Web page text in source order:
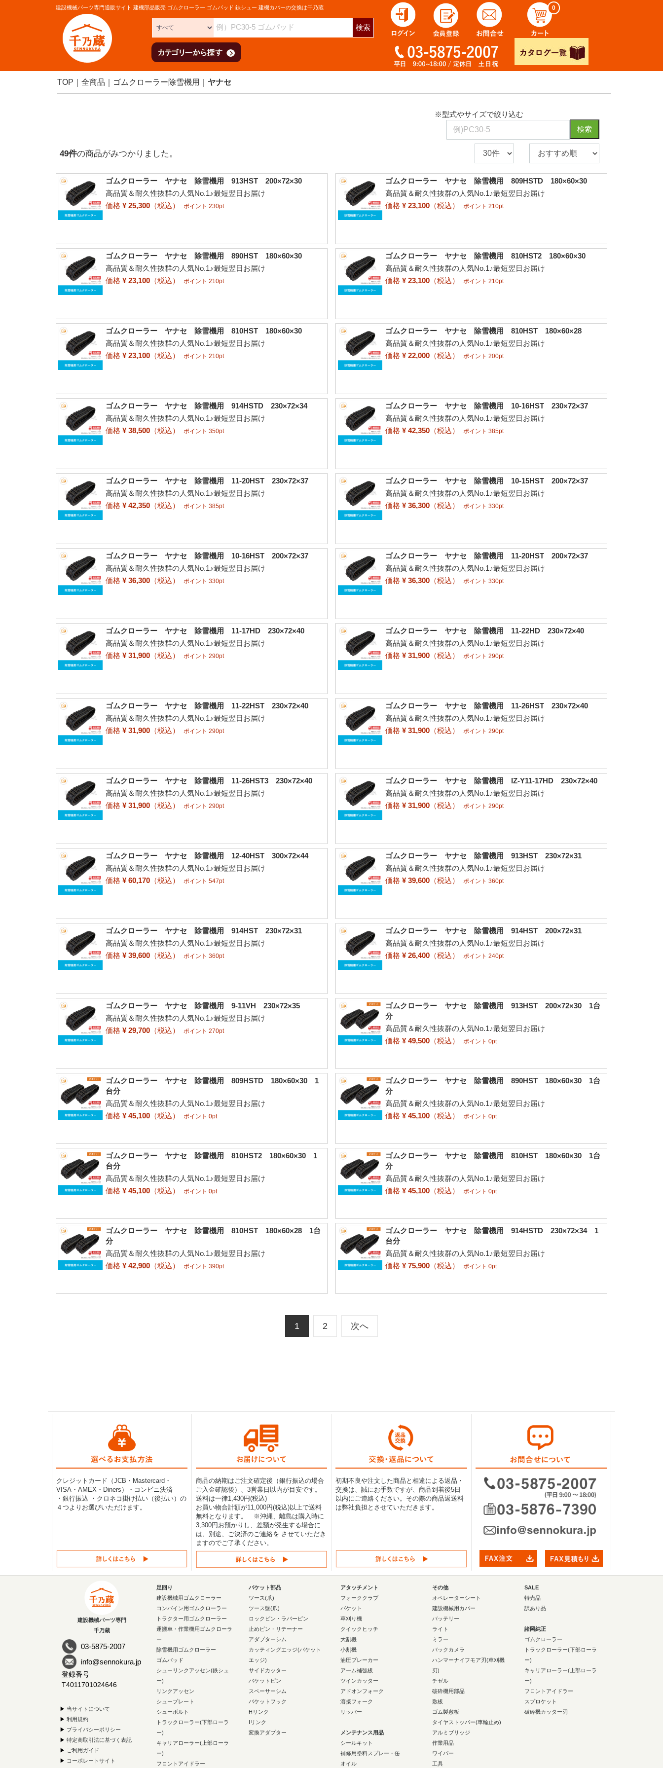
建設機械パーツ専門通販サイト 建機部品販売 ゴムクローラー ゴムパッド 鉄シュー 建機カバーの交換は千乃蔵
検索
0
TOP 全商品 ゴムクローラー除雪機用 ヤナセ
※型式やサイズで絞り込む
検索
49件の商品がみつかりました。
ゴムクローラー ヤナセ 除雪機用 913HST 200×72×30
高品質＆耐久性抜群の人気No.1♪最短翌日お届け
価格 ¥ 25,300 （税込） ポイント 230pt
ゴムクローラー ヤナセ 除雪機用 809HSTD 180×60×30
高品質＆耐久性抜群の人気No.1♪最短翌日お届け
価格 ¥ 23,100 （税込） ポイント 210pt
ゴムクローラー ヤナセ 除雪機用 890HST 180×60×30
高品質＆耐久性抜群の人気No.1♪最短翌日お届け
価格 ¥ 23,100 （税込） ポイント 210pt
ゴムクローラー ヤナセ 除雪機用 810HST2 180×60×30
高品質＆耐久性抜群の人気No.1♪最短翌日お届け
価格 ¥ 23,100 （税込） ポイント 210pt
ゴムクローラー ヤナセ 除雪機用 810HST 180×60×30
高品質＆耐久性抜群の人気No.1♪最短翌日お届け
価格 ¥ 23,100 （税込） ポイント 210pt
ゴムクローラー ヤナセ 除雪機用 810HST 180×60×28
高品質＆耐久性抜群の人気No.1♪最短翌日お届け
価格 ¥ 22,000 （税込） ポイント 200pt
ゴムクローラー ヤナセ 除雪機用 914HSTD 230×72×34
高品質＆耐久性抜群の人気No.1♪最短翌日お届け
価格 ¥ 38,500 （税込） ポイント 350pt
ゴムクローラー ヤナセ 除雪機用 10-16HST 230×72×37
高品質＆耐久性抜群の人気No.1♪最短翌日お届け
価格 ¥ 42,350 （税込） ポイント 385pt
ゴムクローラー ヤナセ 除雪機用 11-20HST 230×72×37
高品質＆耐久性抜群の人気No.1♪最短翌日お届け
価格 ¥ 42,350 （税込） ポイント 385pt
ゴムクローラー ヤナセ 除雪機用 10-15HST 200×72×37
高品質＆耐久性抜群の人気No.1♪最短翌日お届け
価格 ¥ 36,300 （税込） ポイント 330pt
ゴムクローラー ヤナセ 除雪機用 10-16HST 200×72×37
高品質＆耐久性抜群の人気No.1♪最短翌日お届け
価格 ¥ 36,300 （税込） ポイント 330pt
ゴムクローラー ヤナセ 除雪機用 11-20HST 200×72×37
高品質＆耐久性抜群の人気No.1♪最短翌日お届け
価格 ¥ 36,300 （税込） ポイント 330pt
ゴムクローラー ヤナセ 除雪機用 11-17HD 230×72×40
高品質＆耐久性抜群の人気No.1♪最短翌日お届け
価格 ¥ 31,900 （税込） ポイント 290pt
ゴムクローラー ヤナセ 除雪機用 11-22HD 230×72×40
高品質＆耐久性抜群の人気No.1♪最短翌日お届け
価格 ¥ 31,900 （税込） ポイント 290pt
ゴムクローラー ヤナセ 除雪機用 11-22HST 230×72×40
高品質＆耐久性抜群の人気No.1♪最短翌日お届け
価格 ¥ 31,900 （税込） ポイント 290pt
ゴムクローラー ヤナセ 除雪機用 11-26HST 230×72×40
高品質＆耐久性抜群の人気No.1♪最短翌日お届け
価格 ¥ 31,900 （税込） ポイント 290pt
ゴムクローラー ヤナセ 除雪機用 11-26HST3 230×72×40
高品質＆耐久性抜群の人気No.1♪最短翌日お届け
価格 ¥ 31,900 （税込） ポイント 290pt
ゴムクローラー ヤナセ 除雪機用 IZ-Y11-17HD 230×72×40
高品質＆耐久性抜群の人気No.1♪最短翌日お届け
価格 ¥ 31,900 （税込） ポイント 290pt
ゴムクローラー ヤナセ 除雪機用 12-40HST 300×72×44
高品質＆耐久性抜群の人気No.1♪最短翌日お届け
価格 ¥ 60,170 （税込） ポイント 547pt
ゴムクローラー ヤナセ 除雪機用 913HST 230×72×31
高品質＆耐久性抜群の人気No.1♪最短翌日お届け
価格 ¥ 39,600 （税込） ポイント 360pt
ゴムクローラー ヤナセ 除雪機用 914HST 230×72×31
高品質＆耐久性抜群の人気No.1♪最短翌日お届け
価格 ¥ 39,600 （税込） ポイント 360pt
ゴムクローラー ヤナセ 除雪機用 914HST 200×72×31
高品質＆耐久性抜群の人気No.1♪最短翌日お届け
価格 ¥ 26,400 （税込） ポイント 240pt
ゴムクローラー ヤナセ 除雪機用 9-11VH 230×72×35
高品質＆耐久性抜群の人気No.1♪最短翌日お届け
価格 ¥ 29,700 （税込） ポイント 270pt
ゴムクローラー ヤナセ 除雪機用 913HST 200×72×30 1台
分
高品質＆耐久性抜群の人気No.1♪最短翌日お届け
価格 ¥ 49,500 （税込） ポイント 0pt
ゴムクローラー ヤナセ 除雪機用 809HSTD 180×60×30 1
台分
高品質＆耐久性抜群の人気No.1♪最短翌日お届け
価格 ¥ 45,100 （税込） ポイント 0pt
ゴムクローラー ヤナセ 除雪機用 890HST 180×60×30 1台
分
高品質＆耐久性抜群の人気No.1♪最短翌日お届け
価格 ¥ 45,100 （税込） ポイント 0pt
ゴムクローラー ヤナセ 除雪機用 810HST2 180×60×30 1
台分
高品質＆耐久性抜群の人気No.1♪最短翌日お届け
価格 ¥ 45,100 （税込） ポイント 0pt
ゴムクローラー ヤナセ 除雪機用 810HST 180×60×30 1台
分
高品質＆耐久性抜群の人気No.1♪最短翌日お届け
価格 ¥ 45,100 （税込） ポイント 0pt
ゴムクローラー ヤナセ 除雪機用 810HST 180×60×28 1台
分
高品質＆耐久性抜群の人気No.1♪最短翌日お届け
価格 ¥ 42,900 （税込） ポイント 390pt
ゴムクローラー ヤナセ 除雪機用 914HSTD 230×72×34 1
台分
高品質＆耐久性抜群の人気No.1♪最短翌日お届け
価格 ¥ 75,900 （税込） ポイント 0pt
1 2 次へ
クレジットカード（JCB・Mastercard・
VISA・AMEX・Diners）・コンビニ決済
・銀行振込 ・クロネコ掛け払い（後払い）の
４つよりお選びいただけます。
商品の納期はご注文確定後（銀行振込の場合
ご入金確認後）、3営業日以内が目安です。
送料は一律1,430円(税込)
お買い物合計額が11,000円(税込)以上で送料
無料となります。 ※沖縄、離島は購入時に
3,300円お預かりし、差額が発生する場合に
は、別途、ご決済のご連絡を させていただき
ますのでご了承ください。
初期不良や注文した商品と相違による返品・
交換は、誠にお手数ですが、商品到着後5日
以内にご連絡ください。その際の商品返送料
は弊社負担とさせていただきます。
建設機械パーツ専門
千乃蔵
03-5875-2007
info@sennokura.jp
登録番号
T4011701024646
▶ 当サイトについて
▶ 利用規約
▶ プライバシーポリシー
▶ 特定商取引法に基づく表記
▶ ご利用ガイド
▶ コーポレートサイト
足回り
建設機械用ゴムクローラー
コンバイン用ゴムクローラー
トラクター用ゴムクローラー
運搬車・作業機用ゴムクローラ
ー
除雪機用ゴムクローラー
ゴムパッド
シューリンクアッセン(鉄シュ
ー)
リンクアッセン
シュープレート
シューボルト
トラックローラー(下部ローラ
ー)
キャリアローラー(上部ローラ
ー)
フロントアイドラー
バケット部品
ツース(爪)
ツース盤(爪)
ロックピン・ラバーピン
止めピン・リテーナー
アダプターシム
カッティングエッジ(バケット
エッジ)
サイドカッター
バケットピン
スペーサーシム
バケットフック
Hリンク
Iリンク
変換アダプター
アタッチメント
フォーククラブ
バケット
草刈り機
クイックヒッチ
大割機
小割機
油圧ブレーカー
アーム補強板
ツインカッター
アドオンフォーク
溶接フォーク
リッパー
メンテナンス用品
シールキット
補修用塗料スプレー・缶
オイル
その他
オペレーターシート
建設機械用カバー
バッテリー
ライト
ミラー
バックカメラ
ハンマーナイフモア刃(草刈機
刃)
チゼル
破砕機用部品
敷板
ゴム製敷板
タイヤストッパー(車輪止め)
アルミブリッジ
作業用品
ワイパー
工具
SALE
特売品
訳あり品
諸岡純正
ゴムクローラー
トラックローラー(下部ローラ
ー)
キャリアローラー(上部ローラ
ー)
フロントアイドラー
スプロケット
破砕機カッター刃